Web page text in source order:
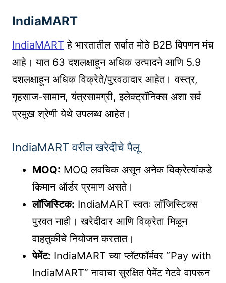
IndiaMART
IndiaMART हे भारतातील सर्वात मोठे B2B विपणन मंच
आहे। यात 63 दशलक्षाहून अधिक उत्पादने आणि 5.9
दशलक्षाहून अधिक विक्रेते/पुरवठादार आहेत। वस्त्र,
गृहसाज-सामान, यंत्रसामग्री, इलेक्ट्रॉनिक्स अशा सर्व
प्रमुख श्रेणी येथे उपलब्ध आहेत।
IndiaMART वरील खरेदीचे पैलू
MOQ: MOQ लवचिक असून अनेक विक्रेत्यांकडे
किमान ऑर्डर प्रमाण असते।
लॉजिस्टिक: IndiaMART स्वतः लॉजिस्टिक्स
पुरवत नाही। खरेदीदार आणि विक्रेता मिळून
वाहतुकीचे नियोजन करतात।
पेमेंट: IndiaMART च्या प्लॅटफॉर्मवर “Pay with
IndiaMART” नावाचा सुरक्षित पेमेंट गेटवे वापरून